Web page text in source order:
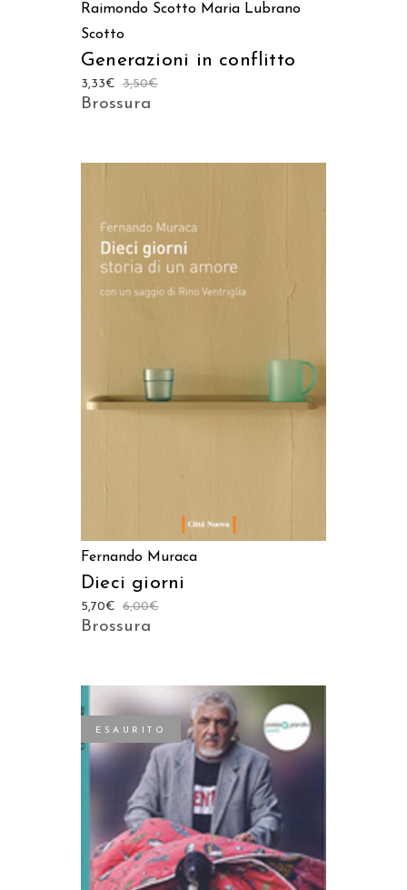
Raimondo Scotto Maria Lubrano
Scotto
Generazioni in conflitto
3,50€
3,33€
Brossura
Fernando Muraca
Dieci giorni
6,00€
5,70€
Brossura
ESAURITO
LEGGI TUTTO